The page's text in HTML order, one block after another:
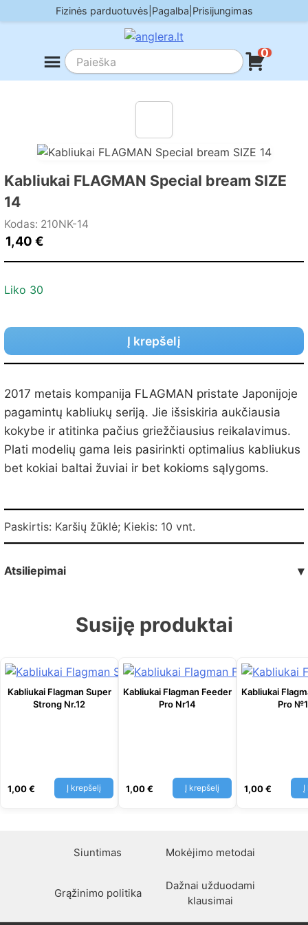
to
Fizinės parduotuvės Pagalba Prisijungimas
0
Kabliukai FLAGMAN Special bream SIZE
14
Kodas: 210NK-14
1,40 €
Liko 30
Į krepšelį
2017 metais kompanija FLAGMAN pristate Japonijoje
pagamintų kabliukų seriją. Jie išsiskiria aukčiausia
kokybe ir atitinka pačius griežčiausius reikalavimus.
Plati modelių gama leis pasirinkti optimalius kabliukus
bet kokiai baltai žuviai ir bet kokioms sąlygoms.
Paskirtis: Karšių žūklė; Kiekis: 10 vnt.
Atsiliepimai ▾
Susiję produktai
Kabliukai Flagman Super
Strong Nr.12
1,00€ Į krepšelį
Kabliukai Flagman Feeder
Pro Nr14
1,00€ Į krepšelį
Kabliukai
Pro
1,00€ Į
Siuntimas Mokėjimo metodai
Grąžinimo politika
Dažnai užduodami
klausimai